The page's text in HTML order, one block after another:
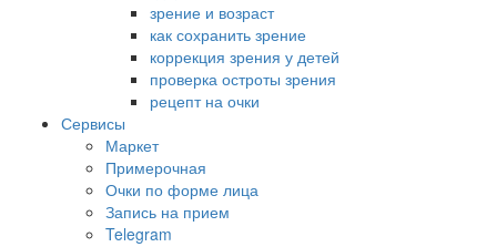
зрение и возраст
как сохранить зрение
коррекция зрения у детей
проверка остроты зрения
рецепт на очки
Сервисы
Маркет
Примерочная
Очки по форме лица
Запись на прием
Telegram